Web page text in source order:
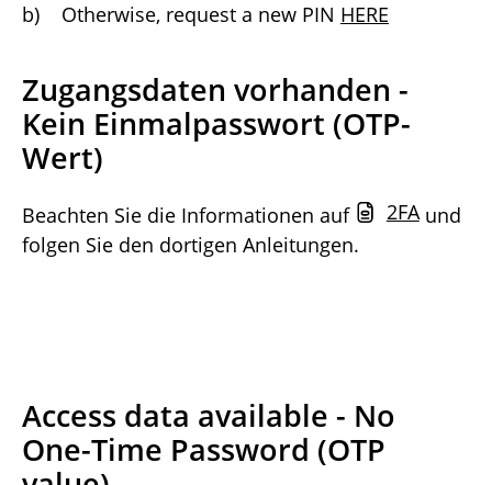
b) Otherwise, request a new PIN HERE
Zugangsdaten vorhanden -
Kein Einmalpasswort (OTP-
Wert)
Beachten Sie die Informationen auf 2FAund
folgen Sie den dortigen Anleitungen.
Access data available - No
One-Time Password (OTP